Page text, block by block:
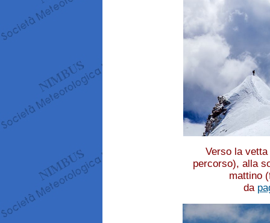
Verso la
percorso), alla
mattino
da